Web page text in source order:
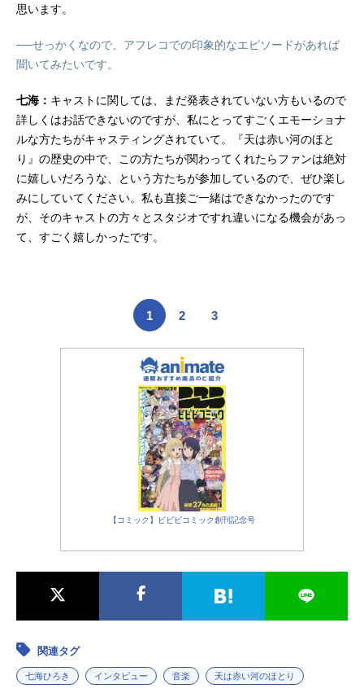
思います。
──せっかくなので、アフレコでの印象的なエピソードがあれば
聞いてみたいです。
七海： キャストに関しては、まだ発表されていない方もいるので
詳しくはお話できないのですが、私にとってすごくエモーショナ
ルな方たちがキャスティングされていて。『天は赤い河のほと
り』の歴史の中で、この方たちが関わってくれたらファンは絶対
に嬉しいだろうな、という方たちが参加しているので、ぜひ楽し
みにしていてください。私も直接ご一緒はできなかったのです
が、そのキャストの方々とスタジオですれ違いになる機会があっ
て、すごく嬉しかったです。
1 2 3
【コミック】ビビビコミック創刊記念号
関連タグ
七海ひろき インタビュー 音楽 天は赤い河のほとり